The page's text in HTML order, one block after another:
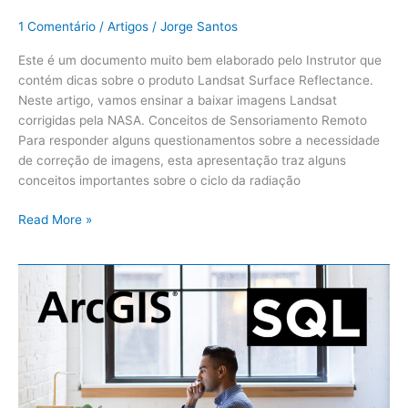
1 Comentário / Artigos / Jorge Santos
Este é um documento muito bem elaborado pelo Instrutor que
contém dicas sobre o produto Landsat Surface Reflectance.
Neste artigo, vamos ensinar a baixar imagens Landsat
corrigidas pela NASA. Conceitos de Sensoriamento Remoto
Para responder alguns questionamentos sobre a necessidade
de correção de imagens, esta apresentação traz alguns
conceitos importantes sobre o ciclo da radiação
Read More »
ArcMap:
Tutorial
sobre
Operações
de
Seleção
e